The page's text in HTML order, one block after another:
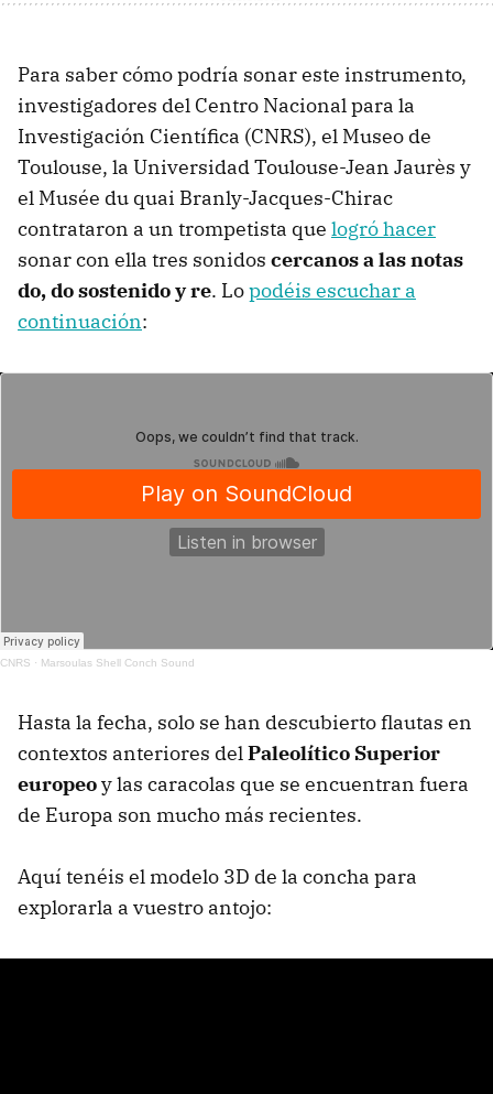
Para saber cómo podría sonar este instrumento,
investigadores del Centro Nacional para la
Investigación Científica (CNRS), el Museo de
Toulouse, la Universidad Toulouse-Jean Jaurès y
el Musée du quai Branly-Jacques-Chirac
contrataron a un trompetista que logró hacer
sonar con ella tres sonidos cercanos a las notas
do, do sostenido y re. Lopodéis escuchar a
continuación:
CNRS · Marsoulas Shell Conch Sound
Hasta la fecha, solo se han descubierto flautas en
contextos anteriores delPaleolítico Superior
europeoy las caracolas que se encuentran fuera
de Europa son mucho más recientes.
Aquí tenéis el modelo 3D de la concha para
explorarla a vuestro antojo: